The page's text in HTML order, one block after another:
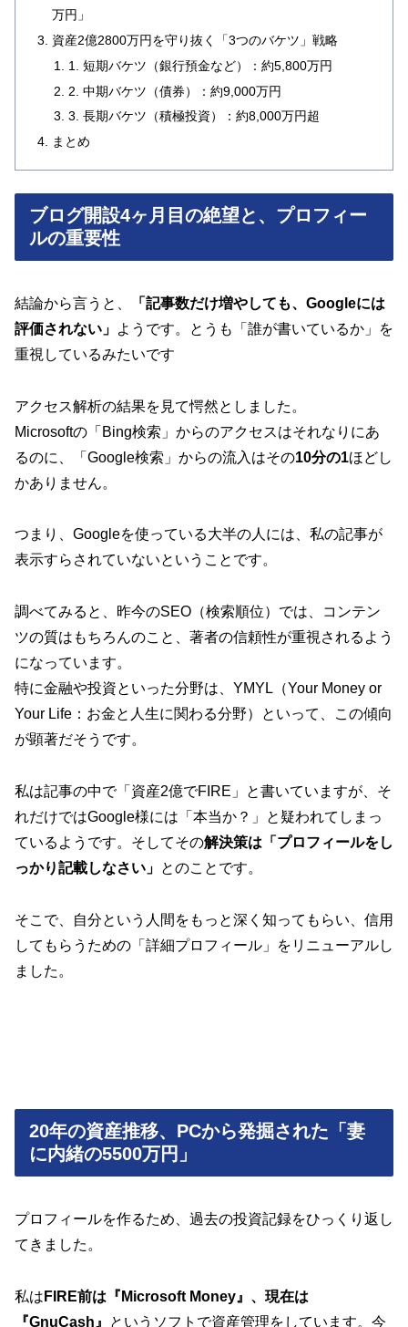
万円」
資産2億2800万円を守り抜く「3つのバケツ」戦略
1. 短期バケツ（銀行預金など）：約5,800万円
2. 中期バケツ（債券）：約9,000万円
3. 長期バケツ（積極投資）：約8,000万円超
まとめ
ブログ開設4ヶ月目の絶望と、プロフィー
ルの重要性
結論から言うと、
「記事数だけ増やしても、Googleには
評価されない」 ようです。とうも「誰が書いているか」を
重視しているみたいです
アクセス解析の結果を見て愕然としました。
Microsoftの「Bing検索」からのアクセスはそれなりにあ
るのに、「Google検索」からの流入はその10分の1ほどし
かありません。
つまり、Googleを使っている大半の人には、私の記事が
表示すらされていないということです。
調べてみると、昨今のSEO（検索順位）では、コンテン
ツの質はもちろんのこと、著者の信頼性が重視されるよう
になっています。
特に金融や投資といった分野は、YMYL（Your Money or
Your Life：お金と人生に関わる分野）といって、この傾向
が顕著だそうです。
私は記事の中で「資産2億でFIRE」と書いていますが、そ
れだけではGoogle様には「本当か？」と疑われてしまっ
ているようです。そしてその解決策は「プロフィールをし
っかり記載しなさい」 とのことです。
そこで、自分という人間をもっと深く知ってもらい、信用
してもらうための「詳細プロフィール」をリニューアルし
ました。
20年の資産推移、PCから発掘された「妻
に内緒の5500万円」
プロフィールを作るため、過去の投資記録をひっくり返し
てきました。
私は FIRE前は『Microsoft Money』、現在は
『GnuCash』
というソフトで資産管理をしています。今